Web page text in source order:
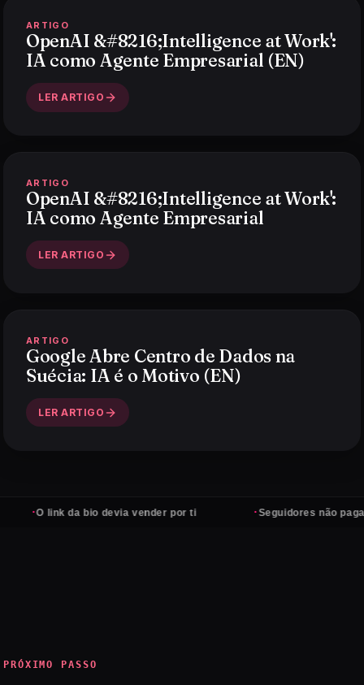
ARTIGO
OpenAI &#8216;Intelligence at Work':
IA como Agente Empresarial (EN)
LER ARTIGO
ARTIGO
OpenAI &#8216;Intelligence at Work':
IA como Agente Empresarial
LER ARTIGO
ARTIGO
Google Abre Centro de Dados na
Suécia: IA é o Motivo (EN)
LER ARTIGO
da bio devia vender por ti Seguidores não pagam
PRÓXIMO PASSO